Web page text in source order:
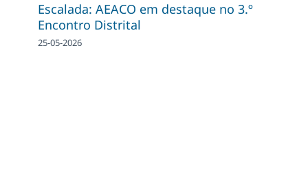
Escalada: AEACO em destaque no 3.º
Encontro Distrital
25-05-2026